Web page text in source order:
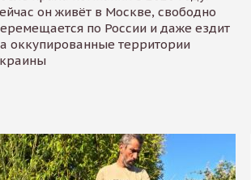
он живёт в Москве, свободно
по России и даже ездит
оккупированные территории